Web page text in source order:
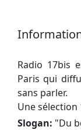
Radio 17bis
Paris qui
sans parler.
Une sélection
Slogan: "Du